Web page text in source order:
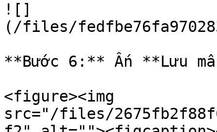
![]
(/files/
**Bước 6:** Ấn **Lưu
<figure><img
src="/files/